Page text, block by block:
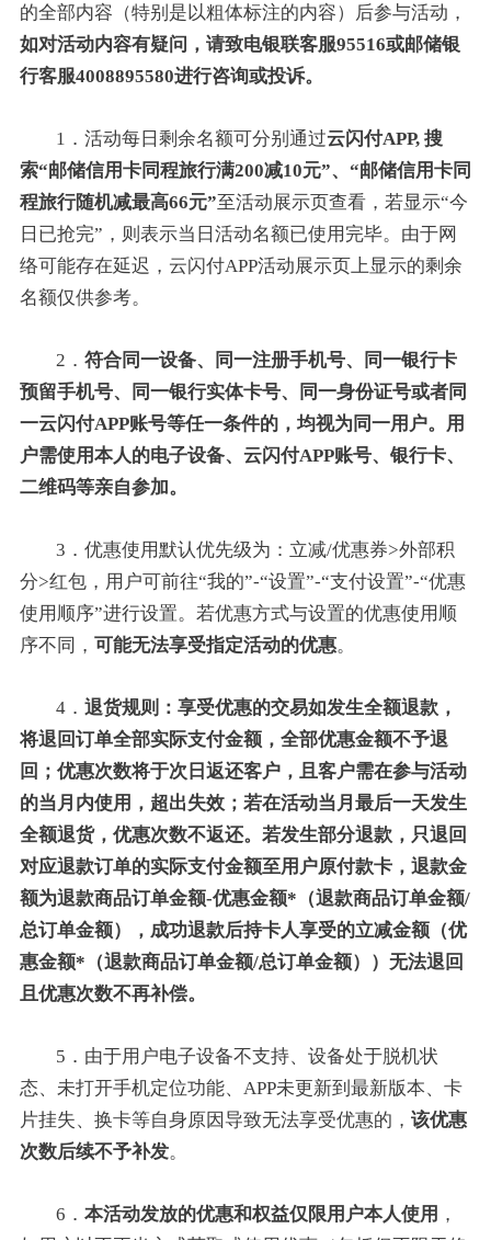
的全部内容（特别是以粗体标注的内容）后参与活动，
如对活动内容有疑问，请致电银联客服95516或邮储银
行客服4008895580进行咨询或投诉。
1．活动每日剩余名额可分别通过云闪付APP, 搜
索“邮储信用卡同程旅行满200减10元”、“邮储信用卡同
程旅行随机减最高66元”至活动展示页查看，若显示“今
日已抢完”，则表示当日活动名额已使用完毕。由于网
络可能存在延迟，云闪付APP活动展示页上显示的剩余
名额仅供参考。
2．符合同一设备、同一注册手机号、同一银行卡
预留手机号、同一银行实体卡号、同一身份证号或者同
一云闪付APP账号等任一条件的，均视为同一用户。用
户需使用本人的电子设备、云闪付APP账号、银行卡、
二维码等亲自参加。
3．优惠使用默认优先级为：立减/优惠券>外部积
分>红包，用户可前往“我的”-“设置”-“支付设置”-“优惠
使用顺序”进行设置。若优惠方式与设置的优惠使用顺
序不同， 可能无法享受指定活动的优惠。
4．退货规则：享受优惠的交易如发生全额退款，
将退回订单全部实际支付金额，全部优惠金额不予退
回；优惠次数将于次日返还客户，且客户需在参与活动
的当月内使用，超出失效；若在活动当月最后一天发生
全额退货，优惠次数不返还。若发生部分退款，只退回
对应退款订单的实际支付金额至用户原付款卡，退款金
额为退款商品订单金额-优惠金额*（退款商品订单金额/
总订单金额），成功退款后持卡人享受的立减金额（优
惠金额*（退款商品订单金额/总订单金额））无法退回
且优惠次数不再补偿。
5．由于用户电子设备不支持、设备处于脱机状
态、未打开手机定位功能、APP未更新到最新版本、卡
片挂失、换卡等自身原因导致无法享受优惠的， 该优惠
次数后续不予补发。
6．本活动发放的优惠和权益仅限用户本人使用 ，